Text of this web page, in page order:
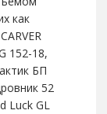
как
152-18,
БП
52
Luck GL